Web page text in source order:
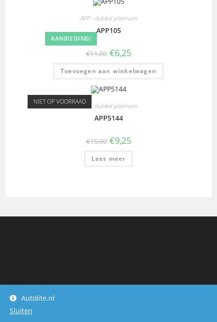
AANBIEDING!
APP - dubbel platinum
APP105
€11,00 €6,25
Toevoegen aan winkelwagen
NIET OP VOORRAADAPP - dubbel platinum
APP5144
€15,00 €9,25
Lees meer
Autolite.nl
Sluiten